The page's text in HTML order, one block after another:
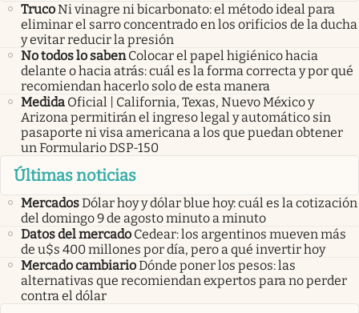
TrucoNi vinagre ni bicarbonato: el método ideal para
eliminar el sarro concentrado en los orificios de la ducha
y evitar reducir la presión
No todos lo saben Colocar el papel higiénico hacia
delante o hacia atrás: cuál es la forma correcta y por qué
recomiendan hacerlo solo de esta manera
Medida Oficial | California, Texas, Nuevo México y
Arizona permitirán el ingreso legal y automático sin
pasaporte ni visa americana a los que puedan obtener
un Formulario DSP-150
Últimas noticias
MercadosDólar hoy y dólar blue hoy: cuál es la cotización
del domingo 9 de agosto minuto a minuto
Datos del mercado Cedear: los argentinos mueven más
de u$s 400 millones por día, pero a qué invertir hoy
Mercado cambiarioDónde poner los pesos: las
alternativas que recomiendan expertos para no perder
contra el dólar